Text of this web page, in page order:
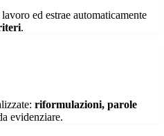
ed estrae automaticamente
.
riformulazioni, parole
evidenziare.